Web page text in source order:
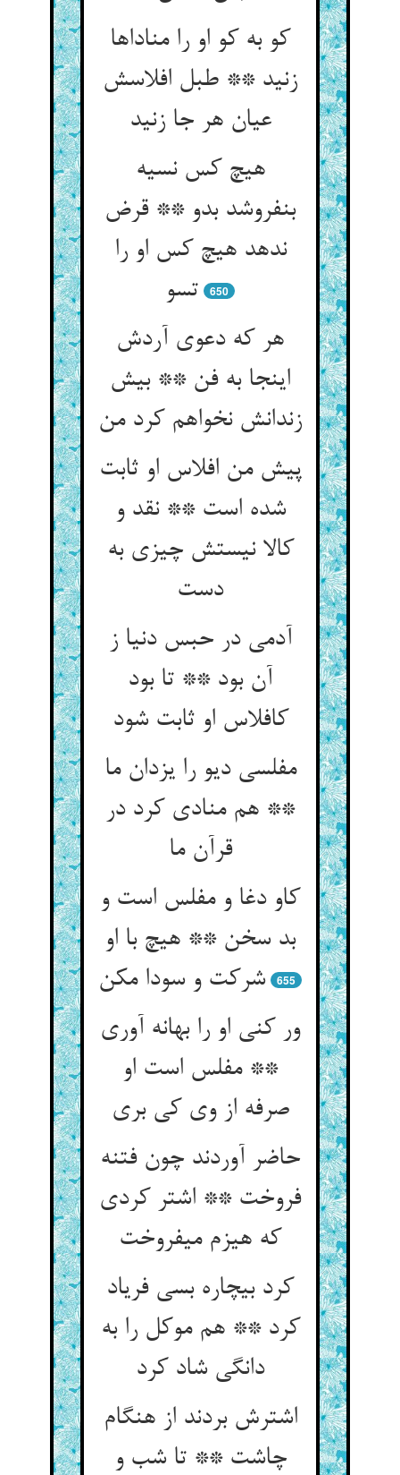
کو به کو او را مناداها
زنید ** طبل افلاسش
عیان هر جا زنید
هیچ کس نسیه
بنفروشد بدو ** قرض
ندهد هیچ کس او را
تسو
650
هر که دعوی آردش
اینجا به فن ** بیش
زندانش نخواهم کرد من‏
پیش من افلاس او ثابت
شده است ** نقد و
کالا نیستش چیزی به
دست‏
آدمی در حبس دنیا ز
آن بود ** تا بود
کافلاس او ثابت شود
مفلسی دیو را یزدان ما
** هم منادی کرد در
قرآن ما
کاو دغا و مفلس است و
بد سخن ** هیچ با او
شرکت و سودا مکن‏
655
ور کنی او را بهانه آوری
** مفلس است او
صرفه از وی کی بری‏
حاضر آوردند چون فتنه
فروخت ** اشتر کردی
که هیزم می‏فروخت‏
کرد بی‏چاره بسی فریاد
کرد ** هم موکل را به
دانگی شاد کرد
اشترش بردند از هنگام
چاشت ** تا شب و